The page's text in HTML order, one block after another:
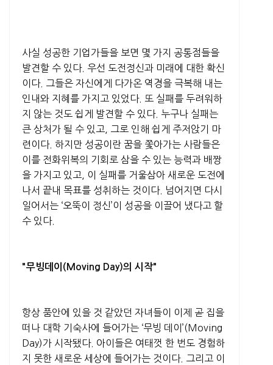
사실 성공한 기업가들을 보면 몇 가지 공통점들을
발견할 수 있다. 우선 도전정신과 미래에 대한 확신
이다. 그들은 자신에게 다가온 역경을 극복해 내는
인내와 지혜를 가지고 있었다. 또 실패를 두려워하
지 않는 것도 쉽게 발견할 수 있다. 누구나 실패는
큰 상처가 될 수 있고, 그로 인해 쉽게 주저앉기 마
련이다. 하지만 성공이란 꿈을 쫓아가는 사람들은
이를 전화위복의 기회로 삼을 수 있는 능력과 배짱
을 가지고 있고, 이 실패를 거울삼아 새로운 도전에
나서 끝내 목표를 성취하는 것이다. 넘어지면 다시
일어서는 ‘오뚝이 정신’이 성공을 이끌어 냈다고 할
수 있다.
"무빙데이(Moving Day)의 시작"
항상 품안에 있을 것 같았던 자녀들이 이제 곧 집을
떠나 대학 기숙사에 들어가는 ‘무빙 데이’(Moving
Day)가 시작됐다. 아이들은 여태껏 한 번도 경험하
지 못한 새로운 세상에 들어가는 것이다. 그리고 이